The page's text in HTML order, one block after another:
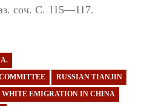
соч. С. 115—117.
RUSSIAN TIANJIN
WHITE EMIGRATION IN CHINA